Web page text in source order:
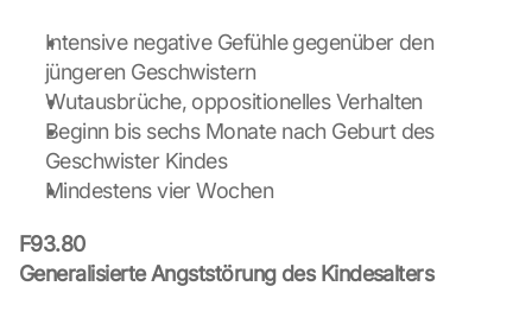
Intensive negative Gefühle gegenüber den
jüngeren Geschwistern
Wutausbrüche, oppositionelles Verhalten
Beginn bis sechs Monate nach Geburt des
Geschwister Kindes
Mindestens vier Wochen
F93.80
Generalisierte Angststörung des Kindesalters
l
e
ü
e
r
t
g